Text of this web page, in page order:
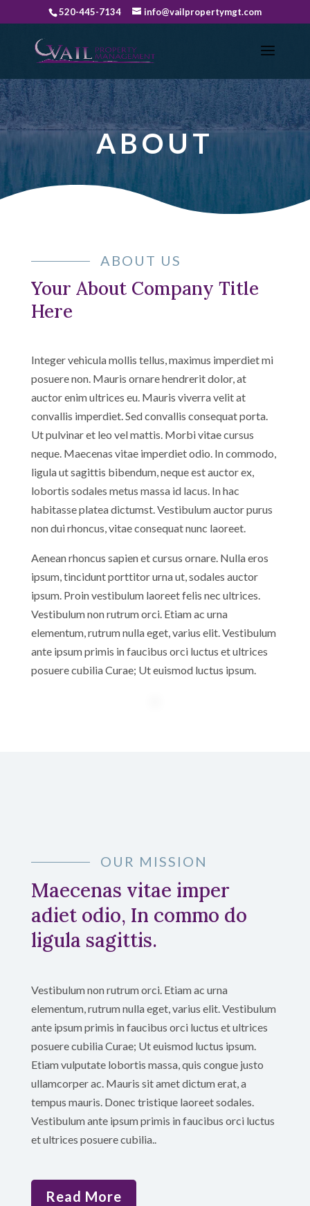
520-445-7134 info@vailpropertymgt.com
ABOUT
ABOUT US
Your About Company Title
Here
Integer vehicula mollis tellus, maximus imperdiet mi
posuere non. Mauris ornare hendrerit dolor, at
auctor enim ultrices eu. Mauris viverra velit at
convallis imperdiet. Sed convallis consequat porta.
Ut pulvinar et leo vel mattis. Morbi vitae cursus
neque. Maecenas vitae imperdiet odio. In commodo,
ligula ut sagittis bibendum, neque est auctor ex,
lobortis sodales metus massa id lacus. In hac
habitasse platea dictumst. Vestibulum auctor purus
non dui rhoncus, vitae consequat nunc laoreet.
Aenean rhoncus sapien et cursus ornare. Nulla eros
ipsum, tincidunt porttitor urna ut, sodales auctor
ipsum. Proin vestibulum laoreet felis nec ultrices.
Vestibulum non rutrum orci. Etiam ac urna
elementum, rutrum nulla eget, varius elit. Vestibulum
ante ipsum primis in faucibus orci luctus et ultrices
posuere cubilia Curae; Ut euismod luctus ipsum.
OUR MISSION
Maecenas vitae imper
adiet odio, In commo do
ligula sagittis.
Vestibulum non rutrum orci. Etiam ac urna
elementum, rutrum nulla eget, varius elit. Vestibulum
ante ipsum primis in faucibus orci luctus et ultrices
posuere cubilia Curae; Ut euismod luctus ipsum.
Etiam vulputate lobortis massa, quis congue justo
ullamcorper ac. Mauris sit amet dictum erat, a
tempus mauris. Donec tristique laoreet sodales.
Vestibulum ante ipsum primis in faucibus orci luctus
et ultrices posuere cubilia..
Read More